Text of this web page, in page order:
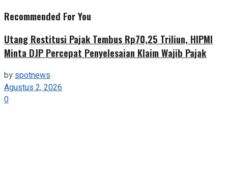
Recommended For You
Utang Restitusi Pajak Tembus Rp70,25 Triliun, HIPMI
Minta DJP Percepat Penyelesaian Klaim Wajib Pajak
byspotnews
Agustus 2, 2026
0